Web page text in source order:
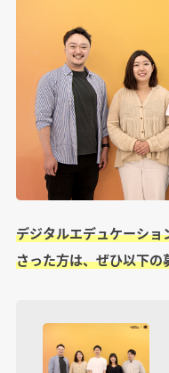
デジタルエデュケーショ
さった方は、ぜひ以下の